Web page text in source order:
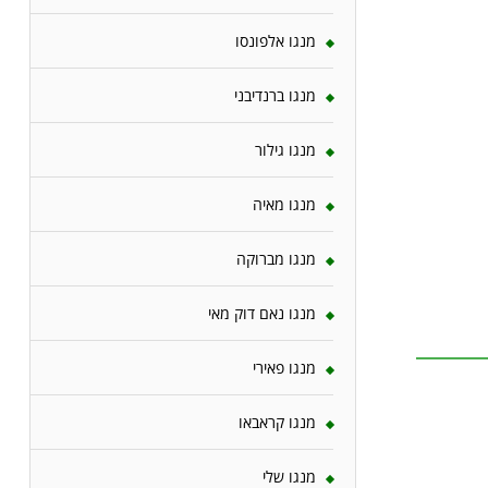
מנגו אלפונסו
מנגו ברנדיבני
מנגו גילור
מנגו מאיה
מנגו מברוקה
מנגו נאם דוק מאי
מנגו פאירי
מנגו קראבאו
מנגו שלי